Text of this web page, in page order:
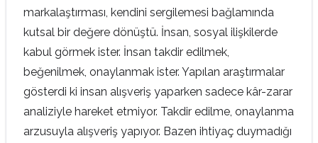
markalaştırması, kendini sergilemesi bağlamında
kutsal bir değere dönüştü. İnsan, sosyal ilişkilerde
kabul görmek ister. İnsan takdir edilmek,
beğenilmek, onaylanmak ister. Yapılan araştırmalar
gösterdi ki insan alışveriş yaparken sadece kâr-zarar
analiziyle hareket etmiyor. Takdir edilme, onaylanma
arzusuyla alışveriş yapıyor. Bazen ihtiyaç duymadığı